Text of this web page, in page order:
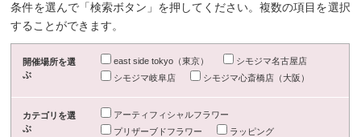
条件を選んで「検索ボタン」を押してください。複数の項目を選択
することができます。
開催場所を選
ぶ
east side tokyo（東京）
シモジマ名古屋店
シモジマ岐阜店
シモジマ心斎橋店（大阪）
カテゴリを選
ぶ
アーティフィシャルフラワー
プリザーブドフラワー
ラッピング